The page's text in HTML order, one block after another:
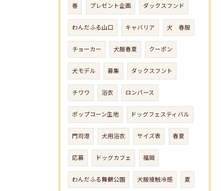
春 プレゼント企画 ダックスフンド
わんだふる山口 キャバリア 犬 春服
チョーカー 犬服春夏 クーポン
犬モデル 募集 ダックスフント
チワワ 浴衣 ロンパース
ポップコーン生地 ドッグフェスティバル
門司港 犬用浴衣 サイズ表 春夏
応募 ドッグカフェ 福岡
わんだふる舞鶴公園 犬服接触冷感 夏